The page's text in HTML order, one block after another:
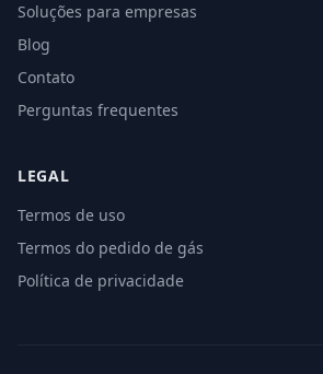
Soluções para empresas
Blog
Contato
Perguntas frequentes
LEGAL
Termos de uso
Termos do pedido de gás
Política de privacidade